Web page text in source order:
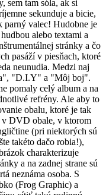
sem tam sóla, ak si
sekunduje a bicie,
parný valec! Hudobne je
alebo textami a
stránky a čo
pasáží v piesňach, ktoré
neunudia. Medzi naj
"D.I.Y" a "Môj boj".
pomaly celý album a na
refrény. Ale aby to
obalu, ktoré je tak
v DVD obale, v ktorom
(pri niektorých sú
takéto dačo robia!),
charakterizuje
a na zadnej strane sú
neznáma osoba. S
(Frog Graphic) a